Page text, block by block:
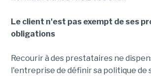
Le client n'est pas exempt de ses
obligations
Recourir à des prestataires ne
l'entreprise de définir sa politique de